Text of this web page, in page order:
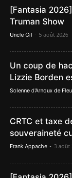
[Fantasia
Truman Show
Uncle Gil - 5 août 2026
Un coup de
Lizzie Borden
Solenne d'Arnoux de
CRTC et taxe
souveraineté
Frank Appache - 3 août